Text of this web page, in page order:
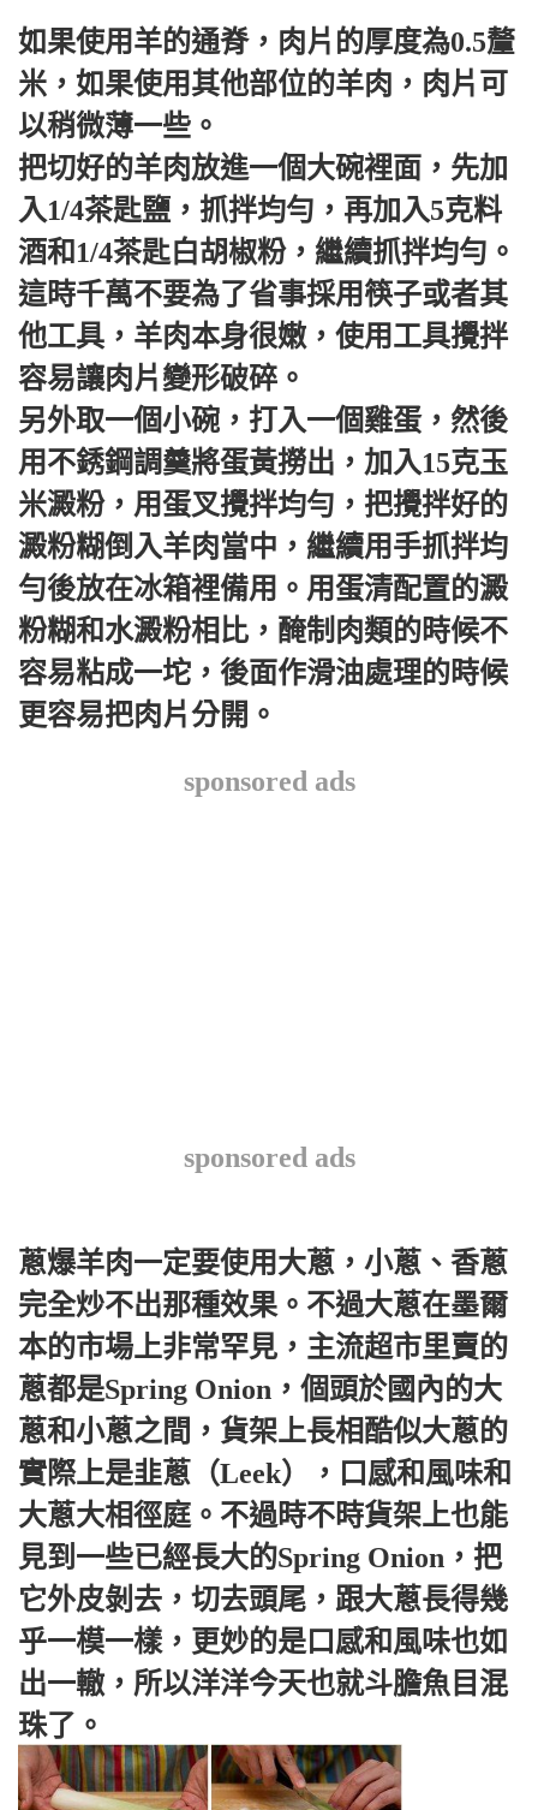
如果使用羊的通脊，肉片的厚度為0.5釐
米，如果使用其他部位的羊肉，肉片可
以稍微薄一些。
把切好的羊肉放進一個大碗裡面，先加
入1/4茶匙鹽，抓拌均勻，再加入5克料
酒和1/4茶匙白胡椒粉，繼續抓拌均勻。
這時千萬不要為了省事採用筷子或者其
他工具，羊肉本身很嫩，使用工具攪拌
容易讓肉片變形破碎。
另外取一個小碗，打入一個雞蛋，然後
用不銹鋼調羹將蛋黃撈出，加入15克玉
米澱粉，用蛋叉攪拌均勻，把攪拌好的
澱粉糊倒入羊肉當中，繼續用手抓拌均
勻後放在冰箱裡備用。用蛋清配置的澱
粉糊和水澱粉相比，醃制肉類的時候不
容易粘成一坨，後面作滑油處理的時候
更容易把肉片分開。
sponsored ads
sponsored ads
蔥爆羊肉一定要使用大蔥，小蔥、香蔥
完全炒不出那種效果。不過大蔥在墨爾
本的市場上非常罕見，主流超市里賣的
蔥都是Spring Onion，個頭於國內的大
蔥和小蔥之間，貨架上長相酷似大蔥的
實際上是韭蔥（Leek），口感和風味和
大蔥大相徑庭。不過時不時貨架上也能
見到一些已經長大的Spring Onion，把
它外皮剝去，切去頭尾，跟大蔥長得幾
乎一模一樣，更妙的是口感和風味也如
出一轍，所以洋洋今天也就斗膽魚目混
珠了。